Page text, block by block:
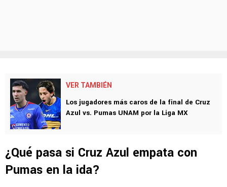
VER TAMBIÉN
Los jugadores más caros de la final de Cruz
Azul vs. Pumas UNAM por la Liga MX
¿Qué pasa si Cruz Azul empata con
Pumas en la ida?